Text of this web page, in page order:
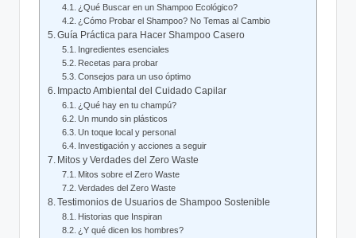
¿Qué Buscar en un Shampoo Ecológico?
¿Cómo Probar el Shampoo? No Temas al Cambio
Guía Práctica para Hacer Shampoo Casero
Ingredientes esenciales
Recetas para probar
Consejos para un uso óptimo
Impacto Ambiental del Cuidado Capilar
¿Qué hay en tu champú?
Un mundo sin plásticos
Un toque local y personal
Investigación y acciones a seguir
Mitos y Verdades del Zero Waste
Mitos sobre el Zero Waste
Verdades del Zero Waste
Testimonios de Usuarios de Shampoo Sostenible
Historias que Inspiran
¿Y qué dicen los hombres?